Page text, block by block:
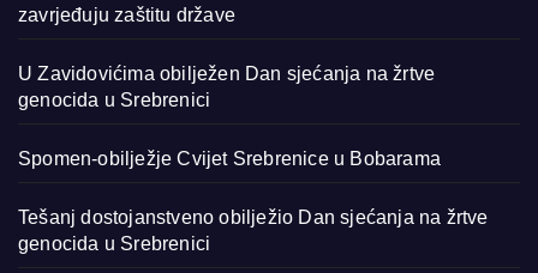
zavrjeđuju zaštitu države
U Zavidovićima obilježen Dan sjećanja na žrtve
genocida u Srebrenici
Spomen-obilježje Cvijet Srebrenice u Bobarama
Tešanj dostojanstveno obilježio Dan sjećanja na žrtve
genocida u Srebrenici